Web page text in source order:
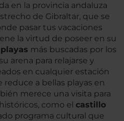
en la provincia andaluza
de Gibraltar, que se
pasar tus vacaciones
la virtud de poseer en su
playas más buscadas por los
arena para relajarse y
en cualquier estación
reduce a bellas playas en
merece una visita para
como el castillo
programa cultural que